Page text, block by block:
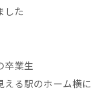
した
卒業生
える駅のホーム横に